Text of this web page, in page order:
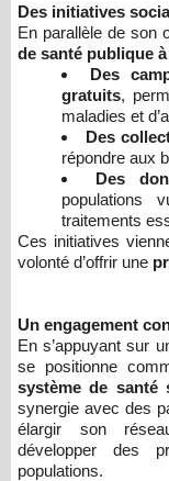
Des initiatives
En parallèle de son
de santé publique
Des
gratuits,
maladies et
Des
répondre aux
Des
populations
traitements
Ces initiatives
volonté d’offrir une
Un engagement
En s’appuyant sur
se positionne
système de santé
synergie avec des
élargir son
développer des
populations.